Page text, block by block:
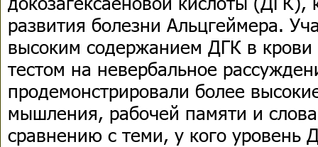
развития болезни Альцгеймера.
высоким содержанием ДГК в крови
тестом на невербальное
продемонстрировали более
мышления, рабочей памяти и
сравнению с теми, у кого уровень